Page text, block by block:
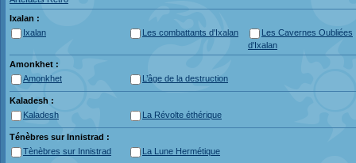
Ixalan :
Ixalan
Les combattants d'Ixalan
Les Cavernes Oubliées
d'Ixalan
Amonkhet :
Amonkhet
L’âge de la destruction
Kaladesh :
Kaladesh
La Révolte éthérique
Ténèbres sur Innistrad :
Tènèbres sur Innistrad
La Lune Hermétique